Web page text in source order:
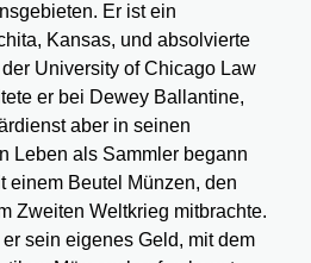
Er ist ein
Kansas, und absolvierte
University of Chicago Law
er bei Dewey Ballantine,
aber in seinen
Leben als Sammler begann
einem Beutel Münzen, den
Zweiten Weltkrieg mitbrachte.
sein eigenes Geld, mit dem